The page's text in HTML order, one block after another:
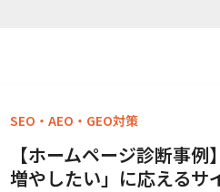
SEO・AEO・GEO対策
【ホームページ診断事
増やしたい」に応えるサ